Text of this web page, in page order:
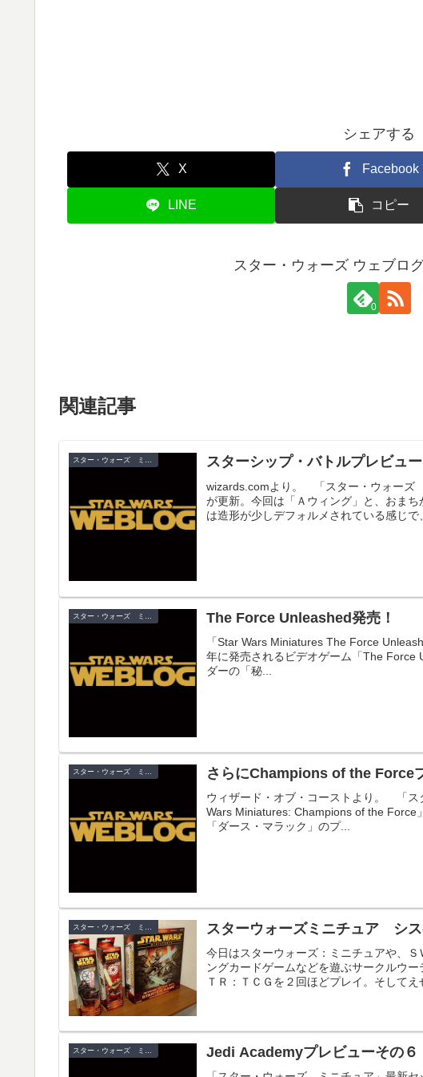
シェアする
X Facebook
LINE コピー
スター・ウォーズ ウェブロ
0
関連記事
スター・ウォーズ ミニチュア スターシップ・バトルプレビュ
wizards.comより。 「スター・ウォー
が更新。今回は「Ａウィング」と、おま
は造形が少しデフォルメされている感じで
The Force Unleashed発売！
「Star Wars Miniatures The Force
年に発売されるビデオゲーム「The Force
ダーの「秘...
さらにChampions of the Force
ウィザード・オブ・コーストより。 「ス
Wars Miniatures: Champions of the Force
「ダース・マラック」のプ...
スター・ウォーズ ミニチュア スターウォーズミニチュア シ
今日はスターウォーズ：ミニチュアや、
ングカードゲームなどを遊ぶサークルウ
ＴＲ：ＴＣＧを２回ほどプレイ。そして
スター・ウォーズ ミニチュア Jedi Academyプレビューその６